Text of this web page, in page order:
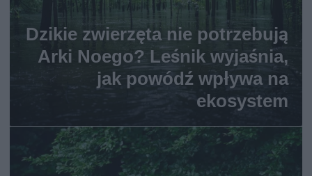
Dzikie zwierzęta nie potrzebują
Arki Noego? Leśnik wyjaśnia,
jak powódź wpływa na
ekosystem